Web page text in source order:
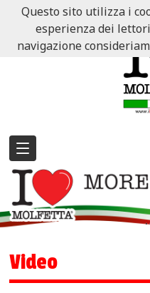
Video
Questo sito utilizza i
esperienza dei
navigazione